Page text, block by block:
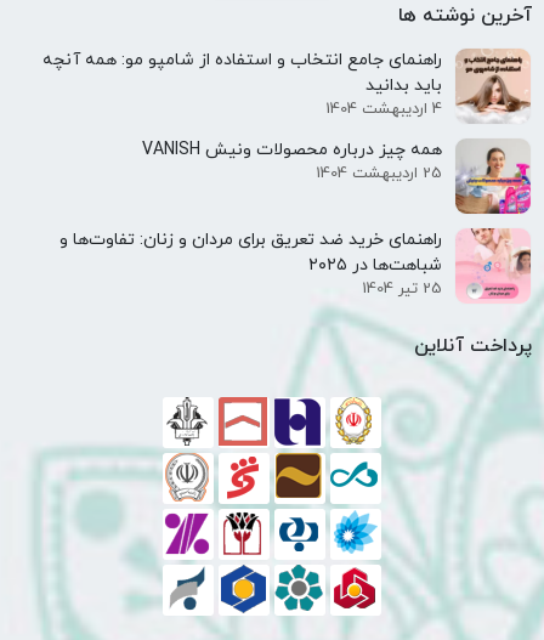
آخرین نوشته ها
راهنمای جامع انتخاب و استفاده از شامپو مو: همه آنچه
باید بدانید
4 اردیبهشت 1404
همه‌ چیز درباره محصولات ونیش VANISH
25 اردیبهشت 1404
راهنمای خرید ضد تعریق برای مردان و زنان: تفاوت‌ها و
شباهت‌ها در ۲۰۲۵
25 تیر 1404
پرداخت آنلاین